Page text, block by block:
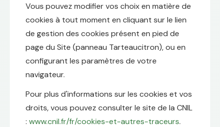
Vous pouvez modifier vos choix en matière de
cookies à tout moment en cliquant sur le lien
de gestion des cookies présent en pied de
page du Site (panneau Tarteaucitron), ou en
configurant les paramètres de votre
navigateur.
Pour plus d'informations sur les cookies et vos
droits, vous pouvez consulter le site de la CNIL
: www.cnil.fr/fr/cookies-et-autres-traceurs.